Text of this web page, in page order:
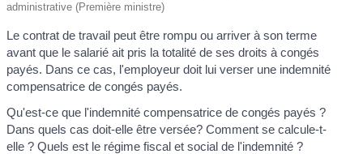
administrative (Première ministre)
Le contrat de travail peut être rompu ou arriver à son terme
avant que le salarié ait pris la totalité de ses droits à congés
payés. Dans ce cas, l'employeur doit lui verser une indemnité
compensatrice de congés payés.
Qu'est-ce que l'indemnité compensatrice de congés payés ?
Dans quels cas doit-elle être versée? Comment se calcule-t-
elle ? Quels est le régime fiscal et social de l'indemnité ?